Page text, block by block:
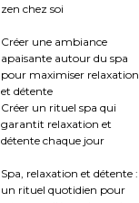
zen chez soi
Créer une ambiance
apaisante autour du spa
pour maximiser relaxation
et détente
Créer un rituel spa qui
garantit relaxation et
détente chaque jour
Spa, relaxation et détente :
un rituel quotidien pour